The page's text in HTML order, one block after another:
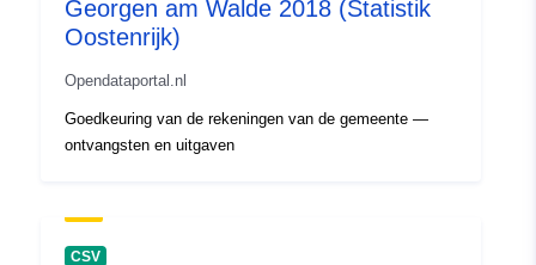
Georgen am Walde 2018 (Statistik
Oostenrijk)
Opendataportal.nl
Goedkeuring van de rekeningen van de gemeente —
ontvangsten en uitgaven
CSV